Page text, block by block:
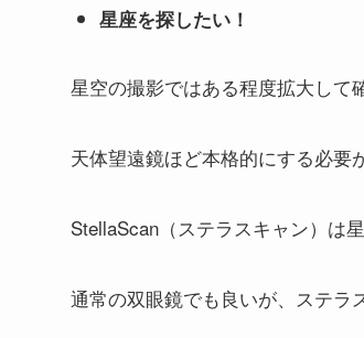
星座を探したい！
星空の撮影ではある程度拡大して
天体望遠鏡ほど本格的にする必要
StellaScan（ステラスキャン）は
通常の双眼鏡でも良いが、ステラ